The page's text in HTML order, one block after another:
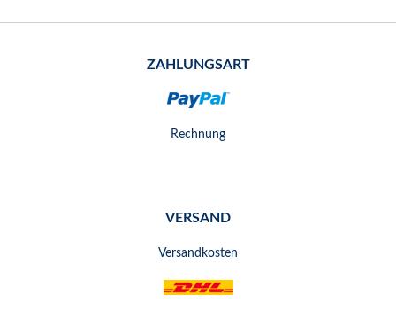
ZAHLUNGSART
Rechnung
VERSAND
Versandkosten